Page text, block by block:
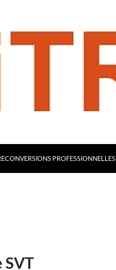
PROFESSIONNELLES
SVT